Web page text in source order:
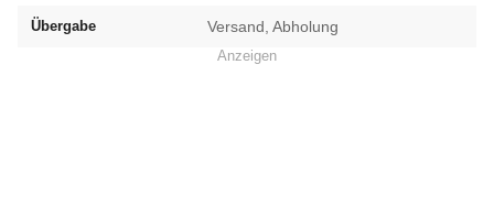
Übergabe Versand, Abholung
Anzeigen